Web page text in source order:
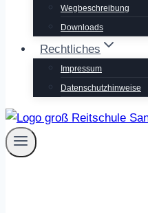
Wegbeschreibung
Downloads
Rechtliches
Impressum
Datenschutzhinweise